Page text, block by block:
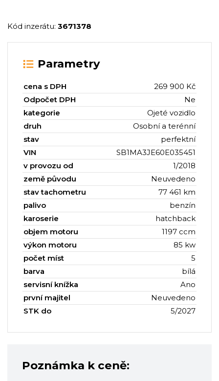
Kód inzerátu: 3671378
Parametry
cena s DPH
269 900 Kč
Odpočet DPH
Ne
kategorie
Ojeté vozidlo
druh
Osobní a terénní
stav
perfektní
VIN
SB1MA3JE60E035451
v provozu od
1/2018
země původu
Neuvedeno
stav tachometru
77 461 km
palivo
benzín
karoserie
hatchback
objem motoru
1197 ccm
výkon motoru
85 kw
počet míst
5
barva
bílá
servisní knížka
Ano
první majitel
Neuvedeno
STK do
5/2027
Poznámka k ceně: